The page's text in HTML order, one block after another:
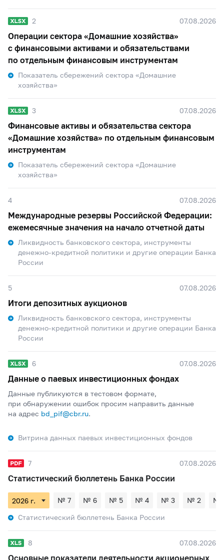
2 07.08.2026
Операции сектора «Домашние хозяйства»
с финансовыми активами и обязательствами
по отдельным финансовым инструментам
Показатель сбережений сектора «Домашние
хозяйства»
3 07.08.2026
Финансовые активы и обязательства сектора
«Домашние хозяйства» по отдельным финансовым
инструментам
Показатель сбережений сектора «Домашние
хозяйства»
4 07.08.2026
Международные резервы Российской Федерации:
ежемесячные значения на начало отчетной даты
Ликвидность банковского сектора, инструменты
денежно-кредитной политики и другие операции Банка
России
5 07.08.2026
Итоги депозитных аукционов
Ликвидность банковского сектора, инструменты
денежно-кредитной политики и другие операции Банка
России
6 07.08.2026
Данные о паевых инвестиционных фондах
Данные публикуются в тестовом формате,
при обнаружении ошибок просим направить данные
на адрес bd_pif@cbr.ru.
Витрина данных паевых инвестиционных фондов
7 07.08.2026
Статистический бюллетень Банка России
№ 7 № 6 № 5 № 4 № 3 № 2
№
Статистический бюллетень Банка России
8 07.08.2026
Основные показатели деятельности акционерных